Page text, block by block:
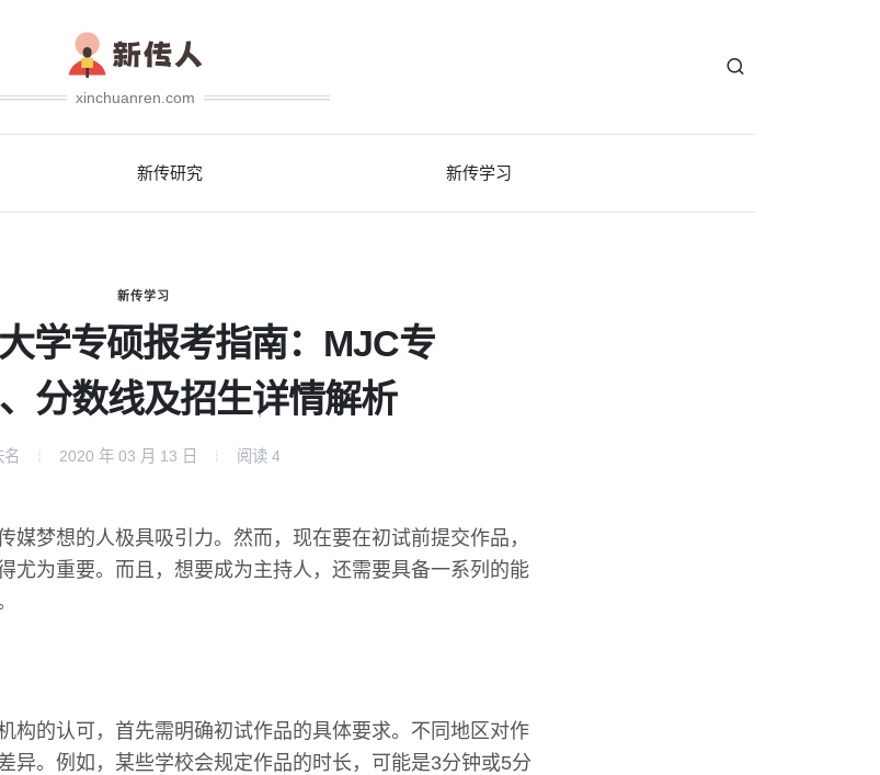
xinchuanren.com
新传研究 新传学习
新传学习
学专硕报考指南：MJC专
分数线及招生详情解析
名 2020 年 03 月 13 日 阅读 4
媒梦想的人极具吸引力。然而，现在要在初试前提交作品，
尤为重要。而且，想要成为主持人，还需要具备一系列的能
构的认可，首先需明确初试作品的具体要求。不同地区对作
异。例如，某些学校会规定作品的时长，可能是3分钟或5分